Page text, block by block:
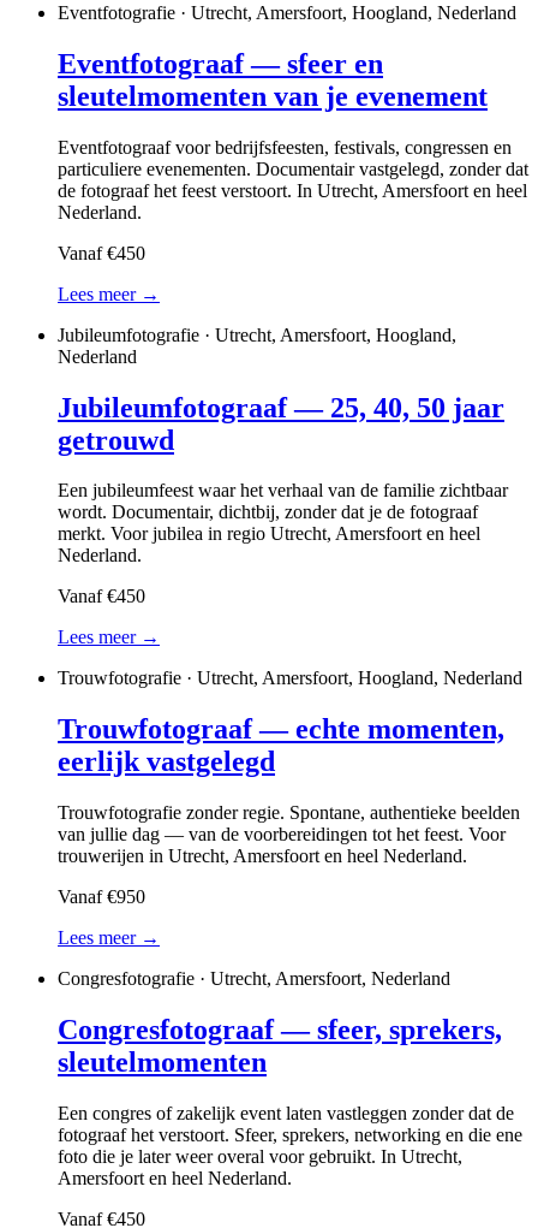
Eventfotografie · Utrecht, Amersfoort, Hoogland, Nederland
Eventfotograaf — sfeer en
sleutelmomenten van je evenement
Eventfotograaf voor bedrijfsfeesten, festivals, congressen en
particuliere evenementen. Documentair vastgelegd, zonder dat
de fotograaf het feest verstoort. In Utrecht, Amersfoort en heel
Nederland.
Vanaf €450
Lees meer →
Jubileumfotografie · Utrecht, Amersfoort, Hoogland,
Nederland
Jubileumfotograaf — 25, 40, 50 jaar
getrouwd
Een jubileumfeest waar het verhaal van de familie zichtbaar
wordt. Documentair, dichtbij, zonder dat je de fotograaf
merkt. Voor jubilea in regio Utrecht, Amersfoort en heel
Nederland.
Vanaf €450
Lees meer →
Trouwfotografie · Utrecht, Amersfoort, Hoogland, Nederland
Trouwfotograaf — echte momenten,
eerlijk vastgelegd
Trouwfotografie zonder regie. Spontane, authentieke beelden
van jullie dag — van de voorbereidingen tot het feest. Voor
trouwerijen in Utrecht, Amersfoort en heel Nederland.
Vanaf €950
Lees meer →
Congresfotografie · Utrecht, Amersfoort, Nederland
Congresfotograaf — sfeer, sprekers,
sleutelmomenten
Een congres of zakelijk event laten vastleggen zonder dat de
fotograaf het verstoort. Sfeer, sprekers, networking en die ene
foto die je later weer overal voor gebruikt. In Utrecht,
Amersfoort en heel Nederland.
Vanaf €450